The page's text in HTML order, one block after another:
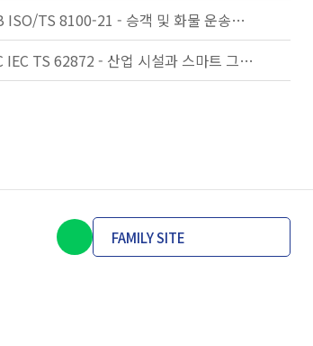
KS B ISO/TS 8100-21 - 승객 및 화물 운송용 엘리베이터 —제21부: 세계공통 필수안전요건(GESRs)을 충족하는 세계공통 안전 파라미터(GSPs)
KS C IEC TS 62872 - 산업 시설과 스마트 그리드 사이의 산업 공정 측정, 제어 및 자동화 시스템 인터페이스
FAMILY SITE